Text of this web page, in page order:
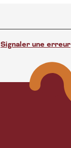
Signaler une erreur